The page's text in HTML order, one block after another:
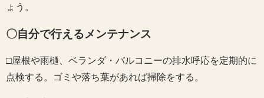
ょう。
〇自分で行えるメンテナンス
□屋根や雨樋、ベランダ・バルコニーの排水呼応を定期的に
点検する。ゴミや落ち葉があれば掃除をする。